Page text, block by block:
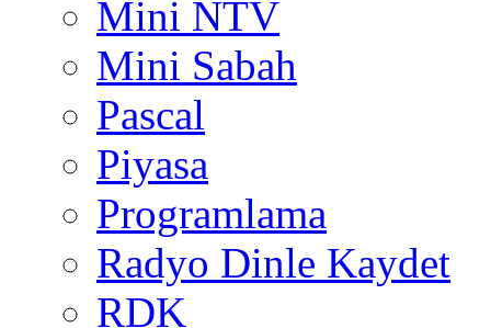
Mini NTV
Mini Sabah
Pascal
Piyasa
Programlama
Radyo Dinle Kaydet
RDK